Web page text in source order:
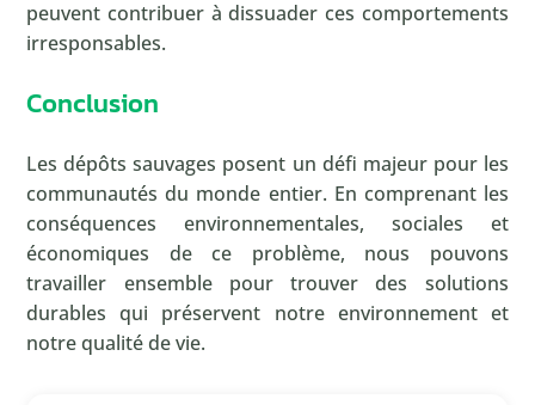
peuvent contribuer à dissuader ces comportements
irresponsables.
Conclusion
Les dépôts sauvages posent un défi majeur pour les
communautés du monde entier. En comprenant les
conséquences environnementales, sociales et
économiques de ce problème, nous pouvons
travailler ensemble pour trouver des solutions
durables qui préservent notre environnement et
notre qualité de vie.